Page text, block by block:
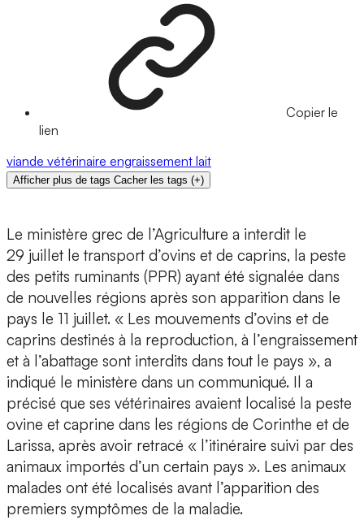
Copier le
lien
viande vétérinaire engraissement lait
Afficher plus de tags Cacher les tags (+)
Le ministère grec de l’Agriculture a interdit le
29 juillet le transport d’ovins et de caprins, la peste
des petits ruminants (PPR) ayant été signalée dans
de nouvelles régions après son apparition dans le
pays le 11 juillet. « Les mouvements d’ovins et de
caprins destinés à la reproduction, à l’engraissement
et à l’abattage sont interdits dans tout le pays », a
indiqué le ministère dans un communiqué. Il a
précisé que ses vétérinaires avaient localisé la peste
ovine et caprine dans les régions de Corinthe et de
Larissa, après avoir retracé « l’itinéraire suivi par des
animaux importés d’un certain pays ». Les animaux
malades ont été localisés avant l’apparition des
premiers symptômes de la maladie.